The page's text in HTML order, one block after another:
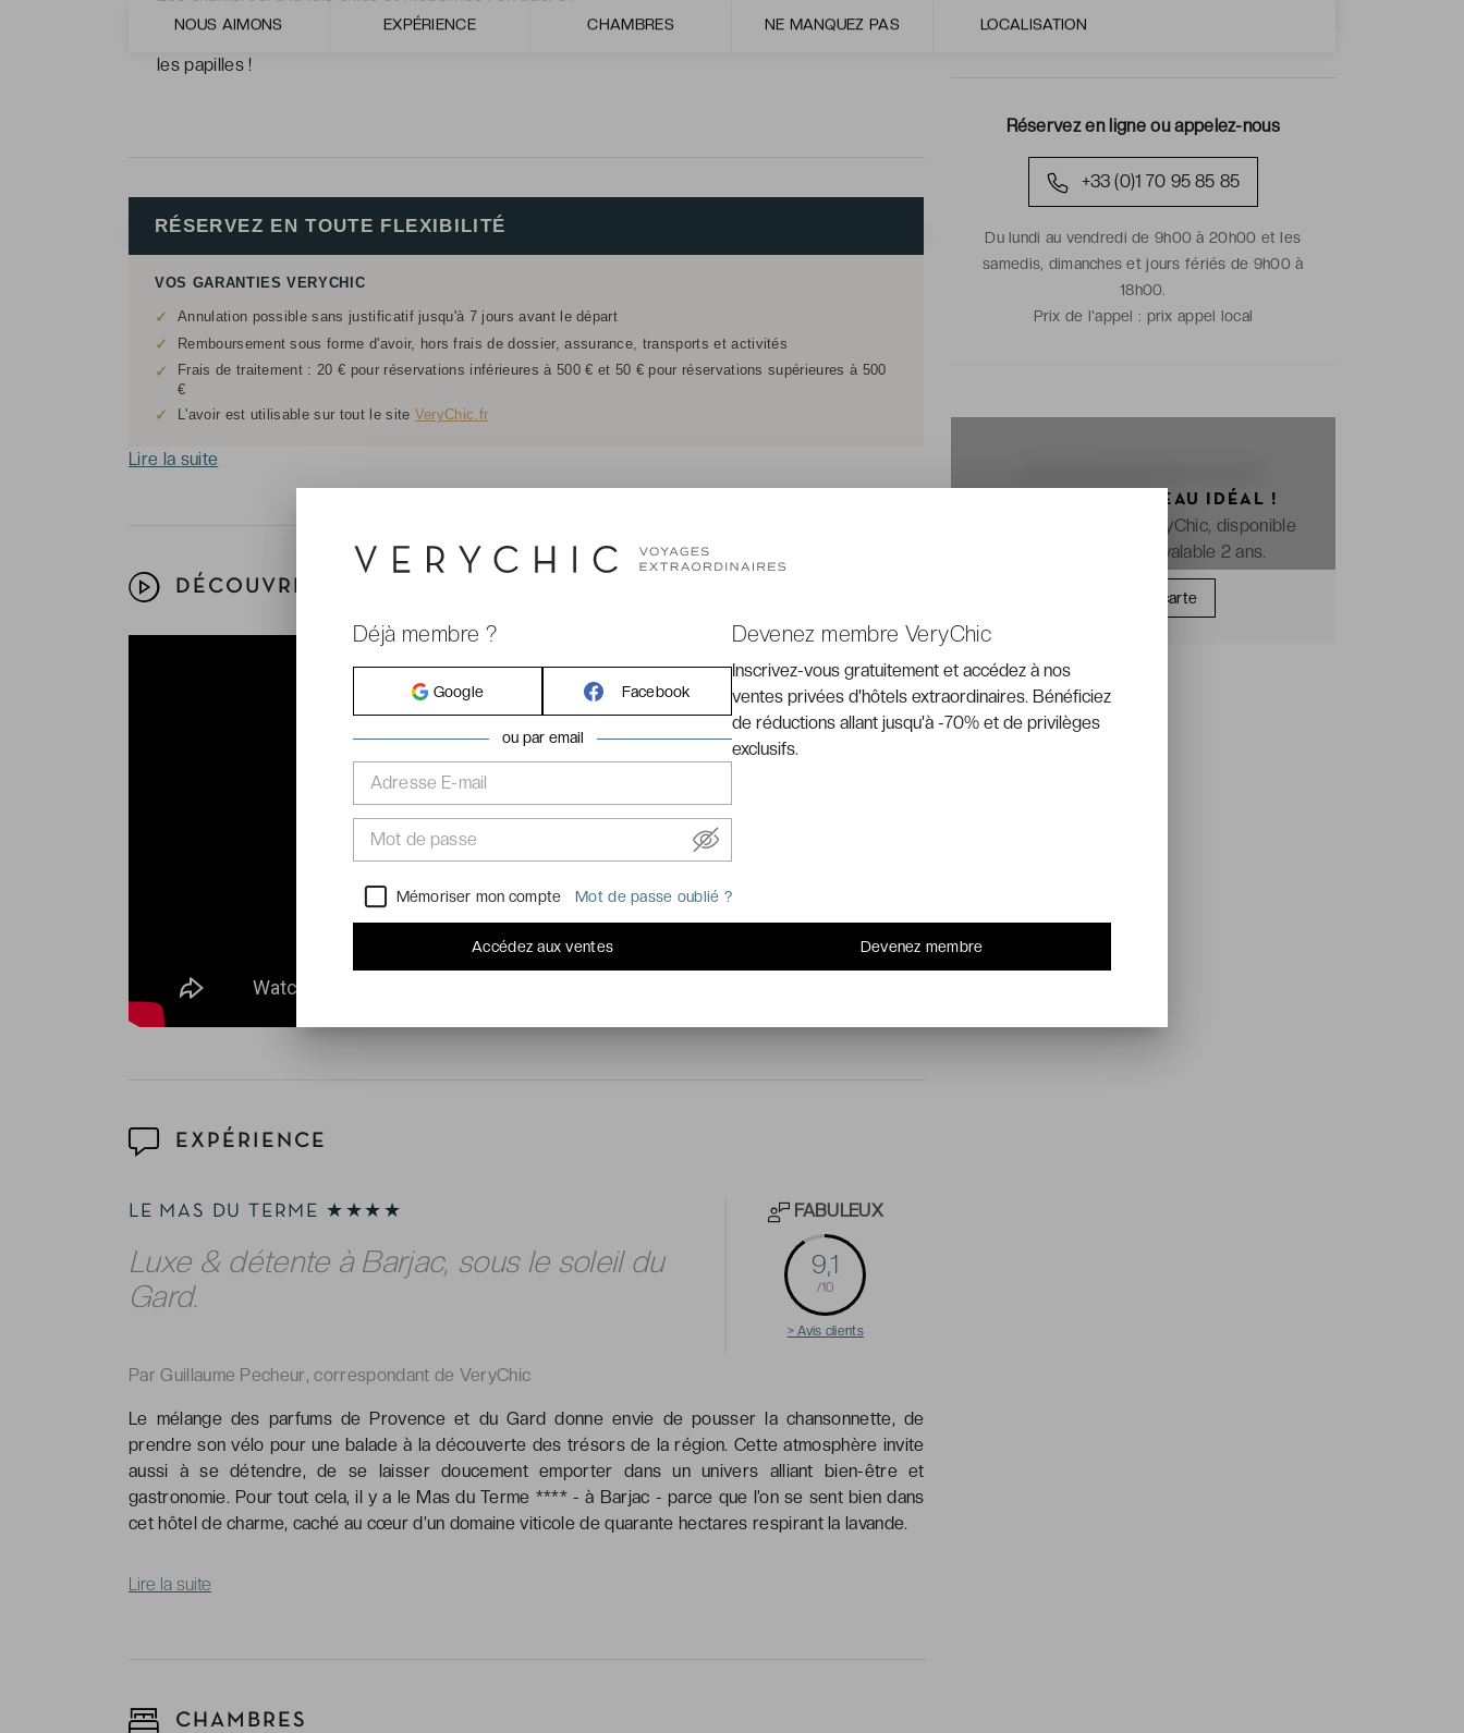
NOUS AIMONS EXPÉRIENCE CHAMBRES NE MANQUEZ PAS LOCALISATION
Le restaurant « Le Carré des Saveurs » : toutes les saveurs du Gard revisitées… Un bonheur pour
les papilles !
DÉCOUVREZ VOTRE HÔTEL EN VIDÉO
EXPÉRIENCE
LE MAS DU TERME ★★★★
Luxe & détente à Barjac, sous le soleil du
Gard.
FABULEUX
9,1
/10
> Avis clients
Par Guillaume Pecheur, correspondant de VeryChic
Le mélange des parfums de Provence et du Gard donne envie de pousser la chansonnette, de
prendre son vélo pour une balade à la découverte des trésors de la région. Cette atmosphère invite
aussi à se détendre, de se laisser doucement emporter dans un univers alliant bien-être et
gastronomie. Pour tout cela, il y a le Mas du Terme **** - à Barjac - parce que l’on se sent bien dans
cet hôtel de charme, caché au cœur d’un domaine viticole de quarante hectares respirant la lavande.
Lire la suite
CHAMBRES
RÉSERVEZ EN TOUTE FLEXIBILITÉ
VOS GARANTIES VERYCHIC
✓ Annulation possible sans justificatif jusqu'à 7 jours avant le départ
✓ Remboursement sous forme d'avoir, hors frais de dossier, assurance, transports et activités
✓
Frais de traitement : 20 € pour réservations inférieures à 500 € et 50 € pour réservations supérieures à 500
€
✓ L'avoir est utilisable sur tout le site VeryChic.fr
Lire la suite
Réservez en ligne ou appelez-nous
+33 (0)1 70 95 85 85
Du lundi au vendredi de 9h00 à 20h00 et les
samedis, dimanches et jours fériés de 9h00 à
18h00.
Prix de l'appel : prix appel local
OFFREZ LE CADEAU IDÉAL !
La e-carte cadeau VeryChic, disponible
immédiatement et valable 2 ans.
Offrir une carte
Déjà membre ?
Google Facebook
ou par email
Adresse E-mail
Mot de passe
Mémoriser mon compte Mot de passe oublié ?
Accédez aux ventes
Devenez membre VeryChic
Inscrivez-vous gratuitement et accédez à nos
ventes privées d'hôtels extraordinaires. Bénéficiez
de réductions allant jusqu'à -70% et de privilèges
exclusifs.
Devenez membre